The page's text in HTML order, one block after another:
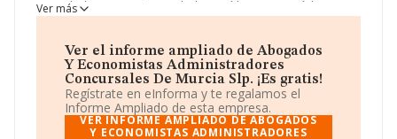
actividad CNAE es 'Actividades jurídicas' con código
6910. La empresa no tiene actividad en mercados
La empresaAbogados y Economistas
Administradores Concursales de Murcia SLP, NIF
B73732315, está situada en Calle Carril Condomina Ed
Atalay núm. 3 Piso 7 E, (30006), Murcia, Murcia.
Con los datos a disposición de INFORMA sobre 28.030
Ver más
Ver el informe ampliado de Abogados
Y Economistas Administradores
Concursales De Murcia Slp. ¡Es gratis!
Regístrate en eInforma y te regalamos el
Informe Ampliado de esta empresa.
VER INFORME AMPLIADO DE ABOGADOS
Y ECONOMISTAS ADMINISTRADORES